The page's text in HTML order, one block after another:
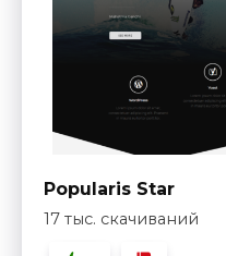
Popularis Star
17 тыс. скачиваний